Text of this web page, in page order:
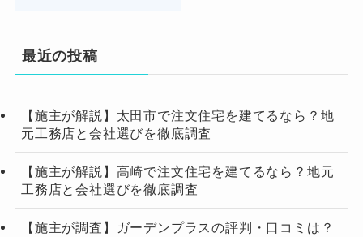
最近の投稿
【施主が解説】太田市で注文住宅を建てるなら？地
元工務店と会社選びを徹底調査
【施主が解説】高崎で注文住宅を建てるなら？地元
工務店と会社選びを徹底調査
【施主が調査】ガーデンプラスの評判・口コミは？